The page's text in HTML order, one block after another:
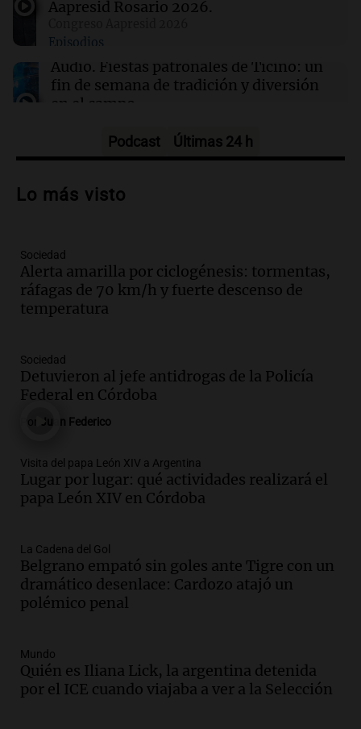
Clima en Santa Fe: cómo estará el tiempo este
jueves 6 de agosto
Aapresid Rosario 2026.
Episodios
Audio. Fiestas patronales de Ticino: un
fin de semana de tradición y diversión
en el campo
Audio.Preparativos para la feria en La
de apertura
Audio.
Río Gallegos enfrenta secuelas de
lluvias, senadores manifiestan
oposición a ley de tierras
Panorama Federal
Audio.
centro de esquí Penitentes Park tras
siete años de cierre por falta de nieve
Episodios
Audio.Madres en Rosario piden por la
ley Joaquín.
Viva la Radio Rosario
Audio. Juan Pedro Colombo, rematador
de hacienda: “Las tecnologías no
reemplazan el contacto con la gente”
La Argentina, hoy
Audio.
un pozo de 17 metros en Nueva Córdoba
Panorama Federal
Podcast Últimas 24 h
Lo más visto
Sociedad
Alerta amarilla por ciclogénesis: tormentas,
ráfagas de 70 km/h y fuerte descenso de
temperatura
Sociedad
Detuvieron al jefe antidrogas de la Policía
Federal en Córdoba
Juan Federico
Visita del papa León XIV a Argentina
Lugar por lugar: qué actividades realizará el
papa León XIV en Córdoba
La Cadena del Gol
Belgrano empató sin goles ante Tigre con un
dramático desenlace: Cardozo atajó un
polémico penal
Mundo
Quién es Iliana Lick, la argentina detenida
por el ICE cuando viajaba a ver a la Selección